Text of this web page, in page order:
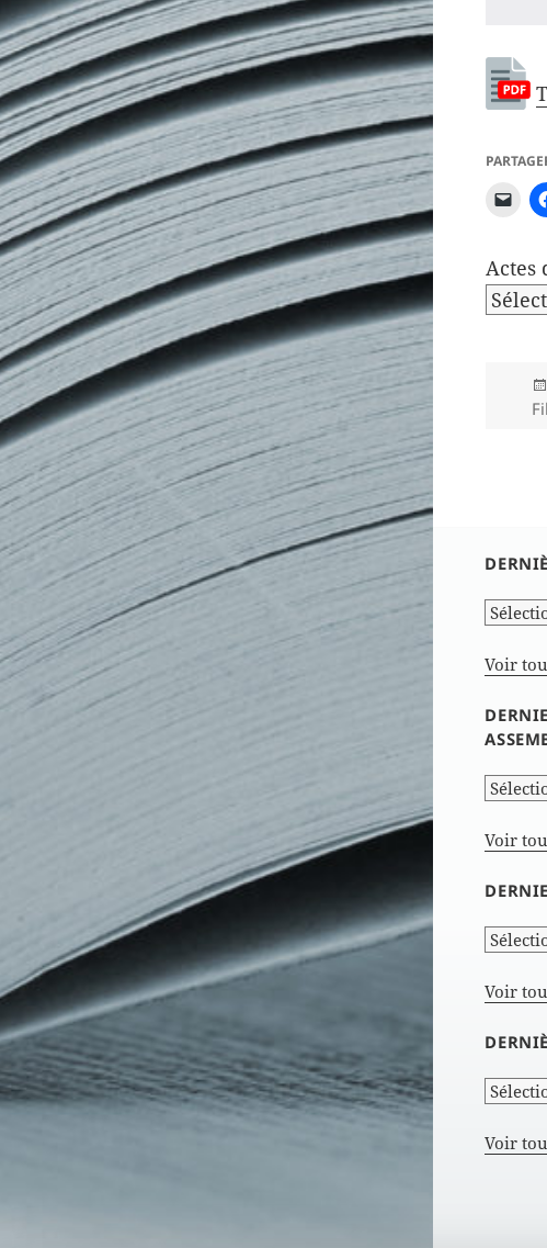
Actes
Voir
Voir
Voir
Voir